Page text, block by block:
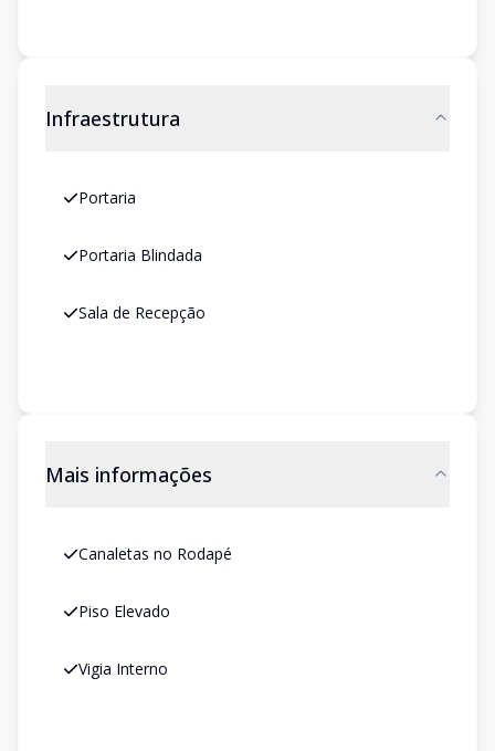
Infraestrutura
Portaria
Portaria Blindada
Sala de Recepção
Mais informações
Canaletas no Rodapé
Piso Elevado
Vigia Interno